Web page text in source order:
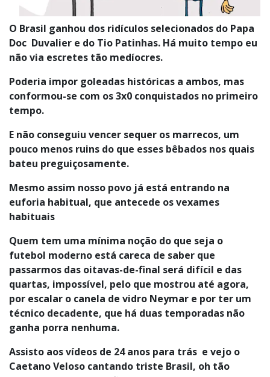
O Brasil ganhou dos ridículos selecionados do Papa
Doc Duvalier e do Tio Patinhas. Há muito tempo eu
não via escretes tão medíocres.
Poderia impor goleadas históricas a ambos, mas
conformou-se com os 3x0 conquistados no primeiro
tempo.
E não conseguiu vencer sequer os marrecos, um
pouco menos ruins do que esses bêbados nos quais
bateu preguiçosamente.
Mesmo assim nosso povo já está entrando na
euforia habitual, que antecede os vexames
habituais
Quem tem uma mínima noção do que seja o
futebol moderno está careca de saber que
passarmos das oitavas-de-final será difícil e das
quartas, impossível, pelo que mostrou até agora,
por escalar o canela de vidro Neymar e por ter um
técnico decadente, que há duas temporadas não
ganha porra nenhuma.
Assisto aos vídeos de 24 anos para trás e vejo o
Caetano Veloso cantando triste Brasil, oh tão